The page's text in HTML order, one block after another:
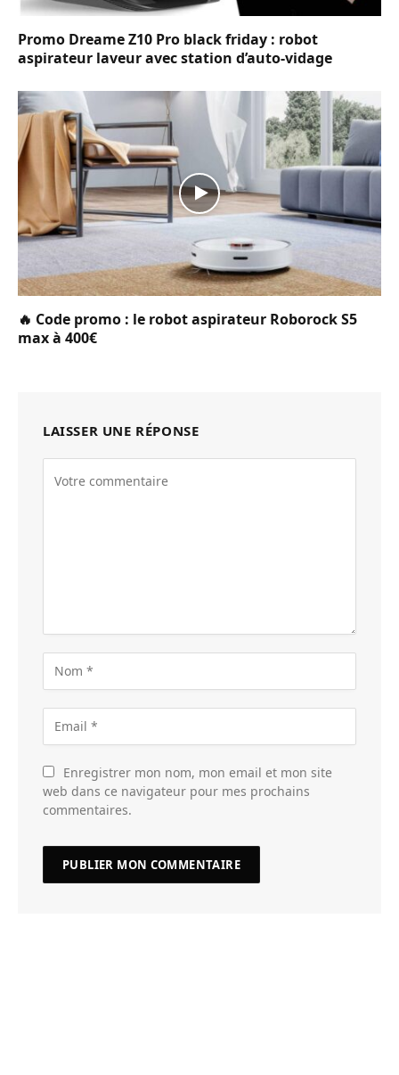
Promo Dreame Z10 Pro black friday : robot
aspirateur laveur avec station d’auto-vidage
🔥 Code promo : le robot aspirateur Roborock S5
max à 400€
LAISSER UNE RÉPONSE
Enregistrer mon nom, mon email et mon site
web dans ce navigateur pour mes prochains
commentaires.